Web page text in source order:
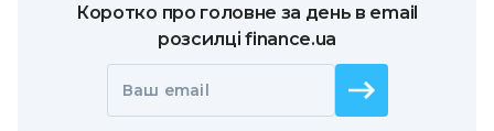
Коротко про головне за день в email
розсилці finance.ua
Ваш email